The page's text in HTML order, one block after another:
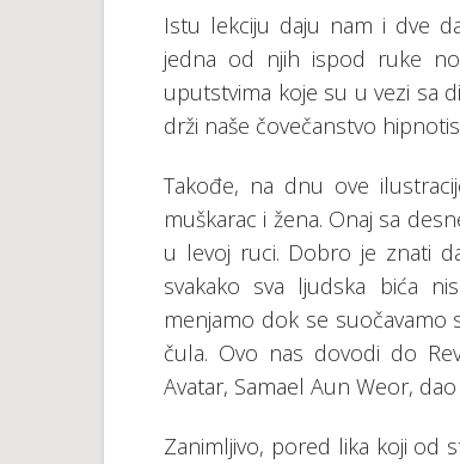
Istu lekciju daju nam i dve
jedna od njih ispod ruke
uputstvima koje su u vezi sa
drži naše čovečanstvo
Takođe, na dnu ove
muškarac i žena. Onaj sa
u levoj ruci. Dobro je znati
svakako sva ljudska bića
menjamo dok se suočavamo
čula. Ovo nas dovodi do
Avatar, Samael Aun Weor,
Zanimljivo, pored lika koji od